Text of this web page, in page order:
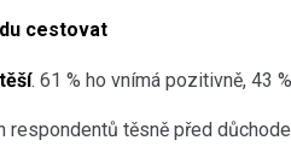
cestovat
. 61 % ho vnímá pozitivně, 43
respondentů těsně před